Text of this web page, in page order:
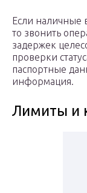
Если наличные
то звонить
задержек
проверки
паспортные
информация.
Лимиты и